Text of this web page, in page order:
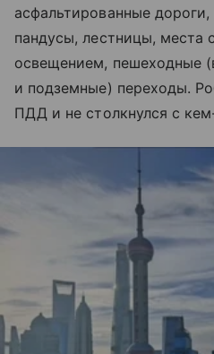
асфальтированные
пандусы, лестницы, места
освещением, пешеходные
и подземные) переходы.
ПДД и не столкнулся с